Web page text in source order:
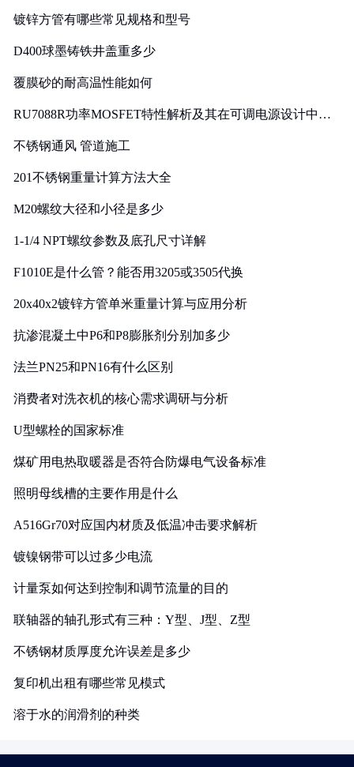
镀锌方管有哪些常见规格和型号
D400球墨铸铁井盖重多少
覆膜砂的耐高温性能如何
RU7088R功率MOSFET特性解析及其在可调电源设计中的
不锈钢通风 管道施工
201不锈钢重量计算方法大全
M20螺纹大径和小径是多少
1-1/4 NPT螺纹参数及底孔尺寸详解
F1010E是什么管？能否用3205或3505代换
20x40x2镀锌方管单米重量计算与应用分析
抗渗混凝土中P6和P8膨胀剂分别加多少
法兰PN25和PN16有什么区别
消费者对洗衣机的核心需求调研与分析
U型螺栓的国家标准
煤矿用电热取暖器是否符合防爆电气设备标准
照明母线槽的主要作用是什么
A516Gr70对应国内材质及低温冲击要求解析
镀镍钢带可以过多少电流
计量泵如何达到控制和调节流量的目的
联轴器的轴孔形式有三种：Y型、J型、Z型
不锈钢材质厚度允许误差是多少
复印机出租有哪些常见模式
溶于水的润滑剂的种类